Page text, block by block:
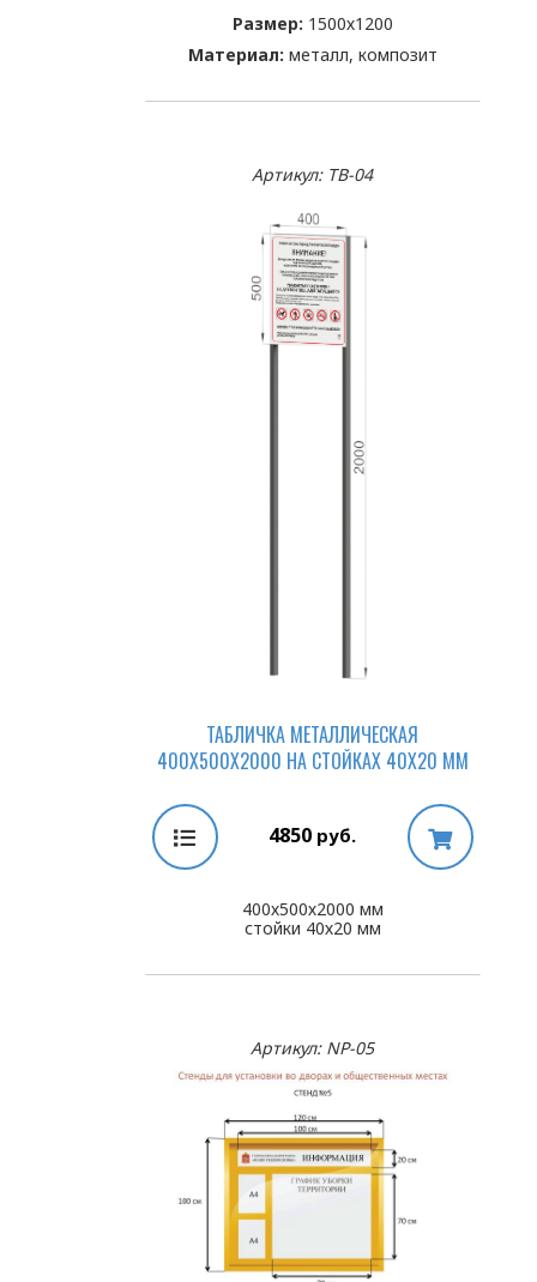
Размер: 1500х1200
Материал: металл, композит
Артикул: TB-04
ТАБЛИЧКА МЕТАЛЛИЧЕСКАЯ
400Х500Х2000 НА СТОЙКАХ 40Х20 ММ
4850 руб.
400х500х2000 мм
стойки 40х20 мм
Артикул: NP-05